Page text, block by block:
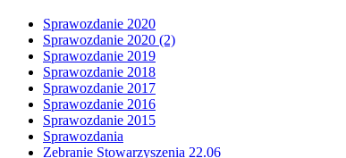
Sprawozdanie 2020
Sprawozdanie 2020 (2)
Sprawozdanie 2019
Sprawozdanie 2018
Sprawozdanie 2017
Sprawozdanie 2016
Sprawozdanie 2015
Sprawozdania
Zebranie Stowarzyszenia 22.06